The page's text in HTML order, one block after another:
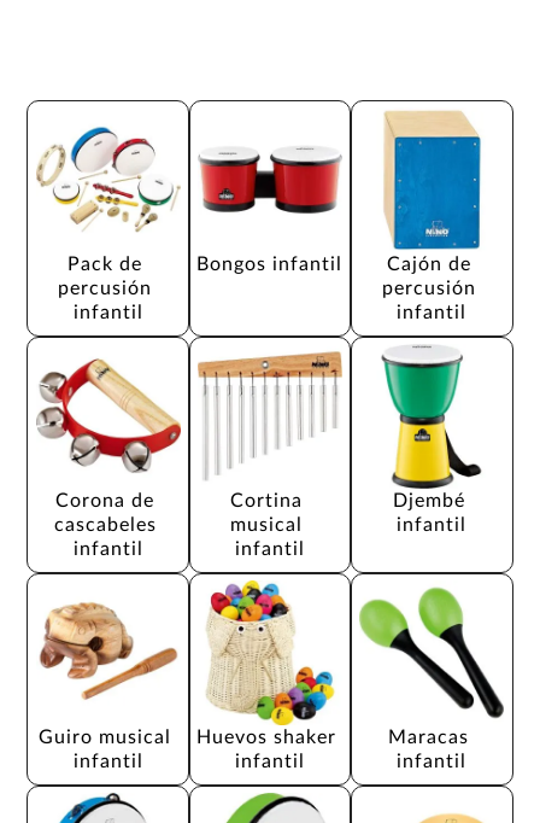
Pack de
percusión
infantil
Bongos infantil
Cajón de
percusión
infantil
Corona de
cascabeles
infantil
Cortina
musical
infantil
Djembé
infantil
Guiro musical
infantil
Huevos shaker
infantil
Maracas
infantil